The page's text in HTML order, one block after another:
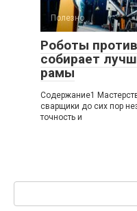
Полезно
Роботы
собирает
рамы
Содержание1
сварщики до сих пор
точность и